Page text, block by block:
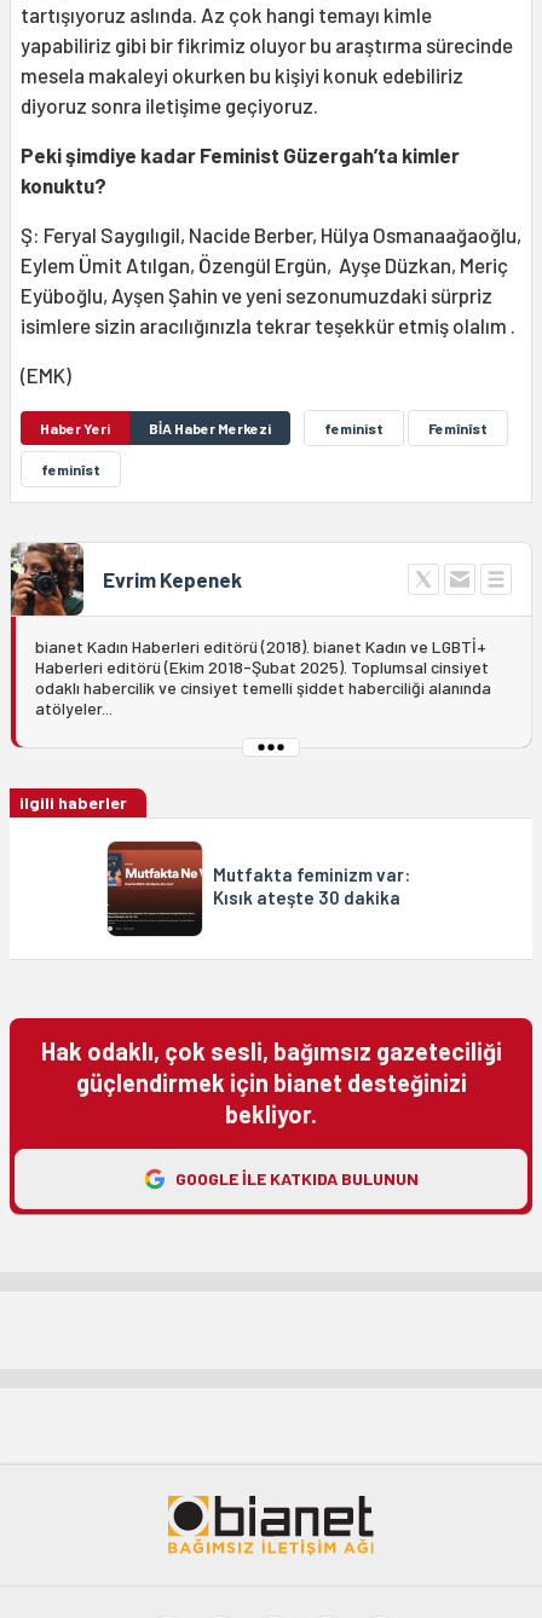
tartışıyoruz aslında. Az çok hangi temayı kimle
yapabiliriz gibi bir fikrimiz oluyor bu araştırma sürecinde
mesela makaleyi okurken bu kişiyi konuk edebiliriz
diyoruz sonra iletişime geçiyoruz.
Peki şimdiye kadar Feminist Güzergah’ta kimler
konuktu?
Ş: Feryal Saygılıgil, Nacide Berber, Hülya Osmanaağaoğlu,
Eylem Ümit Atılgan, Özengül Ergün, Ayşe Düzkan, Meriç
Eyüboğlu, Ayşen Şahin ve yeni sezonumuzdaki sürpriz
isimlere sizin aracılığınızla tekrar teşekkür etmiş olalım .
(EMK)
Haber Yeri BİA Haber Merkezi feminist Femînîst
feminîst
Evrim Kepenek
bianet Kadın Haberleri editörü (2018). bianet Kadın ve LGBTİ+
Haberleri editörü (Ekim 2018-Şubat 2025). Toplumsal cinsiyet
odaklı habercilik ve cinsiyet temelli şiddet haberciliği alanında
atölyeler...
ilgili haberler
Mutfakta feminizm var:
Kısık ateşte 30 dakika
Hak odaklı, çok sesli, bağımsız gazeteciliği
güçlendirmek için bianet desteğinizi
bekliyor.
GOOGLE ILE KATKIDA BULUNUN